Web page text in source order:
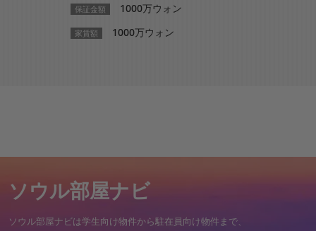
保証金額 1000万ウォン
家賃額 1000万ウォン
ソウル部屋ナビ
ソウル部屋ナビは学生向け物件から駐在員向け物件まで、